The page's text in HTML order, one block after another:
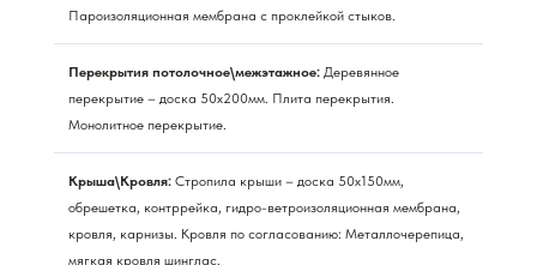
Пароизоляционная мембрана с проклейкой стыков.
Перекрытия потолочное\межэтажное: Деревянное
перекрытие – доска 50х200мм. Плита перекрытия.
Монолитное перекрытие.
Крыша\Кровля: Стропила крыши – доска 50х150мм,
обрешетка, контррейка, гидро-ветроизоляционная мембрана,
кровля, карнизы. Кровля по согласованию: Металлочерепица,
мягкая кровля шинглас.